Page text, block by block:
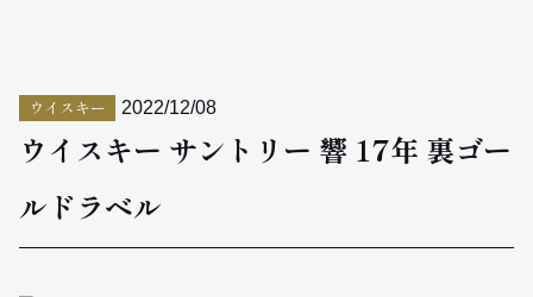
ウイスキー 2022/12/08
ウイスキー サントリー 響 17年 裏ゴー
ルドラベル